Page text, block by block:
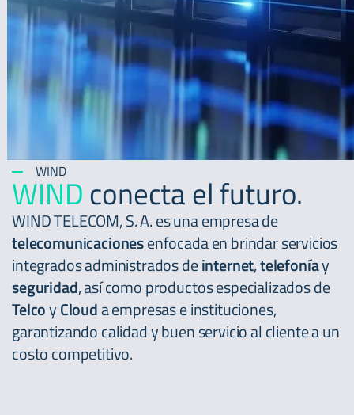
WIND
WINDconecta el futuro.
WIND TELECOM, S. A. es una empresa de
telecomunicacionesenfocada en brindar servicios
integrados administrados deinternet,telefoníay
seguridad, así como productos especializados de
TelcoyClouda empresas e instituciones,
garantizando calidad y buen servicio al cliente a un
costo competitivo.